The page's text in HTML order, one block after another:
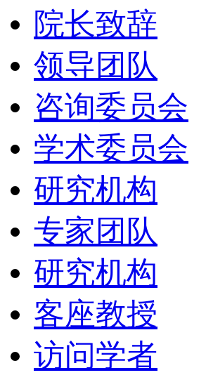
院长致辞
领导团队
咨询委员会
学术委员会
研究机构
专家团队
研究机构
客座教授
访问学者